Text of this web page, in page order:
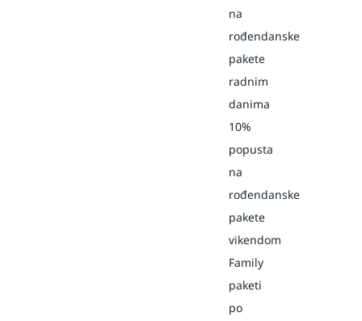
na
rođendanske
pakete
radnim
danima
10%
popusta
na
rođendanske
pakete
vikendom
Family
paketi
po